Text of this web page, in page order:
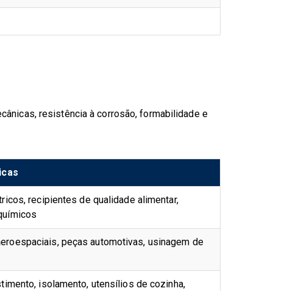
resistência à corrosão, formabilidade e
recipientes de qualidade alimentar,
peças automotivas, usinagem de
isolamento, utensílios de cozinha,